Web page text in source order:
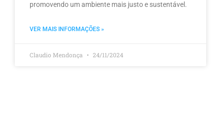
promovendo um ambiente mais justo e sustentável.
VER MAIS INFORMAÇÕES »
Claudio Mendonça 24/11/2024